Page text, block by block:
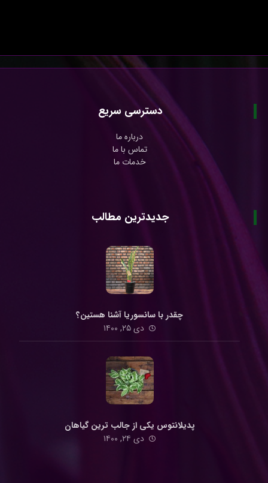
دسترسی سریع
درباره ما
تماس با ما
خدمات ما
جدیدترین مطالب
چقدر با سانسوریا آشنا هستین؟
دی ۲۵, ۱۴۰۰
پدیلانتوس یکی از جالب ترین گیاهان
دی ۲۴, ۱۴۰۰